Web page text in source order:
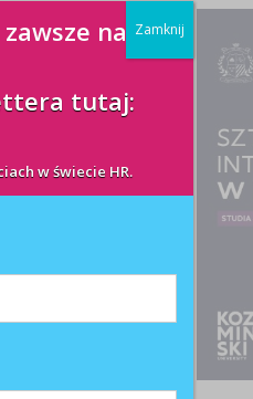
na
tutaj:
w świecie HR.
Zamknij